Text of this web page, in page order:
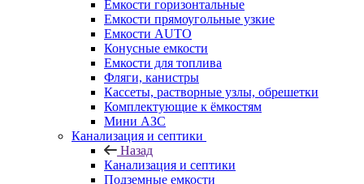
Емкости горизонтальные
Емкости прямоугольные узкие
Емкости АUТО
Конусные емкости
Емкости для топлива
Фляги, канистры
Кассеты, растворные узлы, обрешетки
Комплектующие к ёмкостям
Мини АЗС
Канализация и септики
Назад
Канализация и септики
Подземные емкости